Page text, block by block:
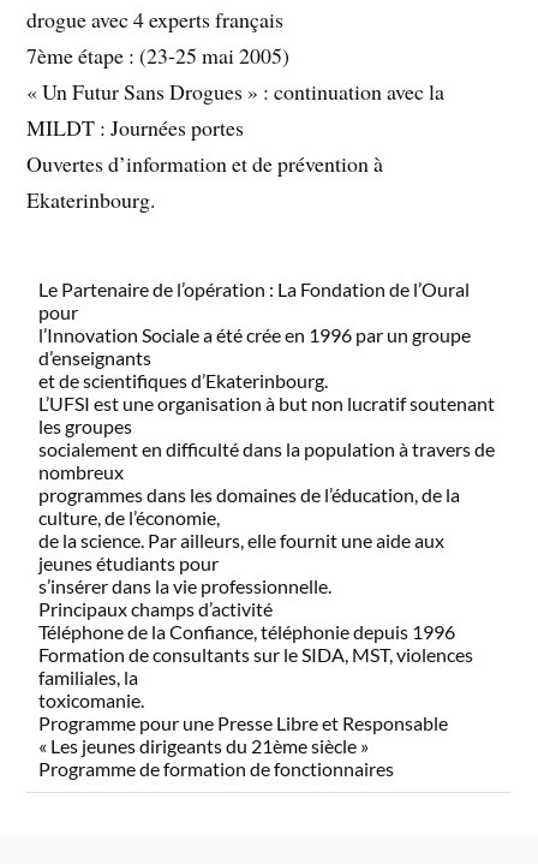
drogue avec 4 experts français
7ème étape : (23-25 mai 2005)
« Un Futur Sans Drogues » : continuation avec la
MILDT : Journées portes
Ouvertes d’information et de prévention à
Ekaterinbourg.
Le Partenaire de l’opération : La Fondation de l’Oural
pour
l’Innovation Sociale a été crée en 1996 par un groupe
d’enseignants
et de scientifiques d’Ekaterinbourg.
L’UFSI est une organisation à but non lucratif soutenant
les groupes
socialement en difficulté dans la population à travers de
nombreux
programmes dans les domaines de l’éducation, de la
culture, de l’économie,
de la science. Par ailleurs, elle fournit une aide aux
jeunes étudiants pour
s’insérer dans la vie professionnelle.
Principaux champs d’activité
Téléphone de la Confiance, téléphonie depuis 1996
Formation de consultants sur le SIDA, MST, violences
familiales, la
toxicomanie.
Programme pour une Presse Libre et Responsable
« Les jeunes dirigeants du 21ème siècle »
Programme de formation de fonctionnaires